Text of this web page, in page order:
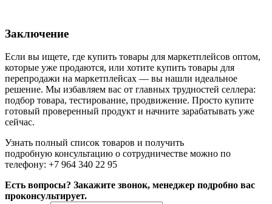
Заключение
Если вы ищете, где купить товары для маркетплейсов оптом,
которые уже продаются, или хотите купить товары для
перепродажи на маркетплейсах — вы нашли идеальное
решение. Мы избавляем вас от главных трудностей селлера:
подбор товара, тестирование, продвижение. Просто купите
готовый проверенный продукт и начните зарабатывать уже
сейчас.
Узнать полный список товаров и получить
подробную консультацию о сотрудничестве можно по
телефону: +7 964 340 22 95
Есть вопросы? Закажите звонок, менеджер подробно вас
проконсультирует.